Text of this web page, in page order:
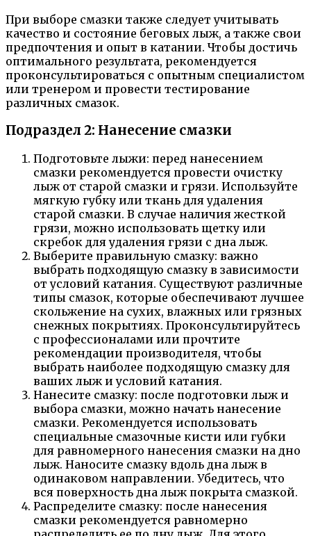
При выборе смазки также следует учитывать
качество и состояние беговых лыж, а также свои
предпочтения и опыт в катании. Чтобы достичь
оптимального результата, рекомендуется
проконсультироваться с опытным специалистом
или тренером и провести тестирование
различных смазок.
Подраздел 2: Нанесение смазки
Подготовьте лыжи: перед нанесением
смазки рекомендуется провести очистку
лыж от старой смазки и грязи. Используйте
мягкую губку или ткань для удаления
старой смазки. В случае наличия жесткой
грязи, можно использовать щетку или
скребок для удаления грязи с дна лыж.
Выберите правильную смазку: важно
выбрать подходящую смазку в зависимости
от условий катания. Существуют различные
типы смазок, которые обеспечивают лучшее
скольжение на сухих, влажных или грязных
снежных покрытиях. Проконсультируйтесь
с профессионалами или прочтите
рекомендации производителя, чтобы
выбрать наиболее подходящую смазку для
ваших лыж и условий катания.
Нанесите смазку: после подготовки лыж и
выбора смазки, можно начать нанесение
смазки. Рекомендуется использовать
специальные смазочные кисти или губки
для равномерного нанесения смазки на дно
лыж. Наносите смазку вдоль дна лыж в
одинаковом направлении. Убедитесь, что
вся поверхность дна лыж покрыта смазкой.
Распределите смазку: после нанесения
смазки рекомендуется равномерно